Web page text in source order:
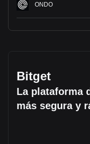
ONDO
Bitget
La plataforma
más segura y